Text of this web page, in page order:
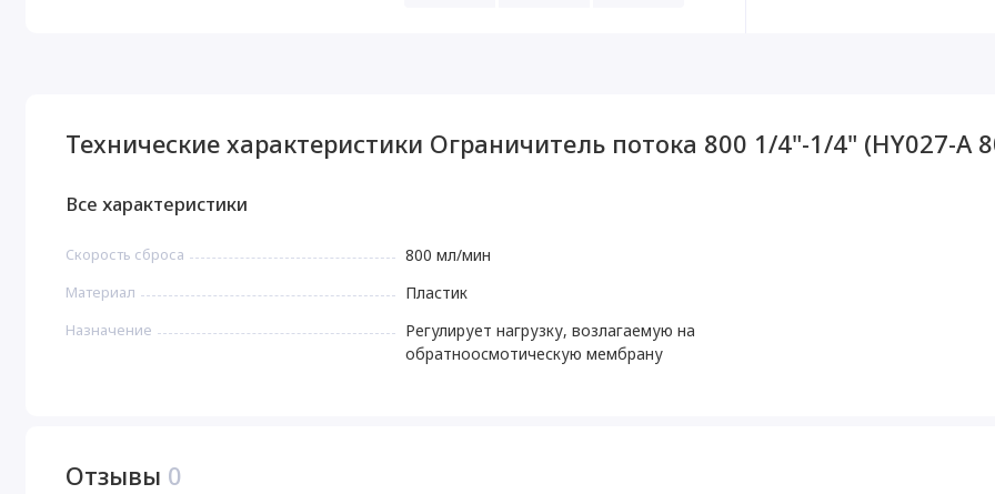
Технические характеристики Ограничитель потока 800 1/4"-1/4" (HY027-A
Все характеристики
Скорость сброса 800 мл/мин
Материал Пластик
Назначение
Регулирует нагрузку, возлагаемую на
обратноосмотическую мембрану
Отзывы 0